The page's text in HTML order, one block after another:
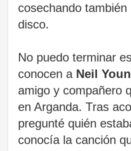
cosechando
disco.
No puedo terminar
conocen a Neil
amigo y compañero
en Arganda. Tras
pregunté quién
conocía la canción